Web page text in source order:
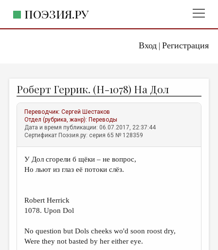
Вход| Регистрация
ПОЭЗИЯ.РУ
ЖАНРЫ
АВТОРЫ
КОММЕНТАРИИ
ЛИТСАЛОН
НОВОСТИ
ОТДЕЛЫ И РУБРИКИ
ИЗБРАННОЕ
ДАЙДЖЕСТ
Роберт Геррик. (H-1078) На Дол
Переводчик:Сергей Шестаков
Отдел (рубрика, жанр): Переводы
Дата и время публикации: 06.07.2017, 22:37:44
Сертификат Поэзия.ру: серия 65 № 128359
У Дол сгорели б щёки – не вопрос,
Но льют из глаз её потоки слёз.
Robert Herrick
1078. Upon Dol
No question but Dols cheeks wo'd soon roost dry,
Were they not basted by her either eye.